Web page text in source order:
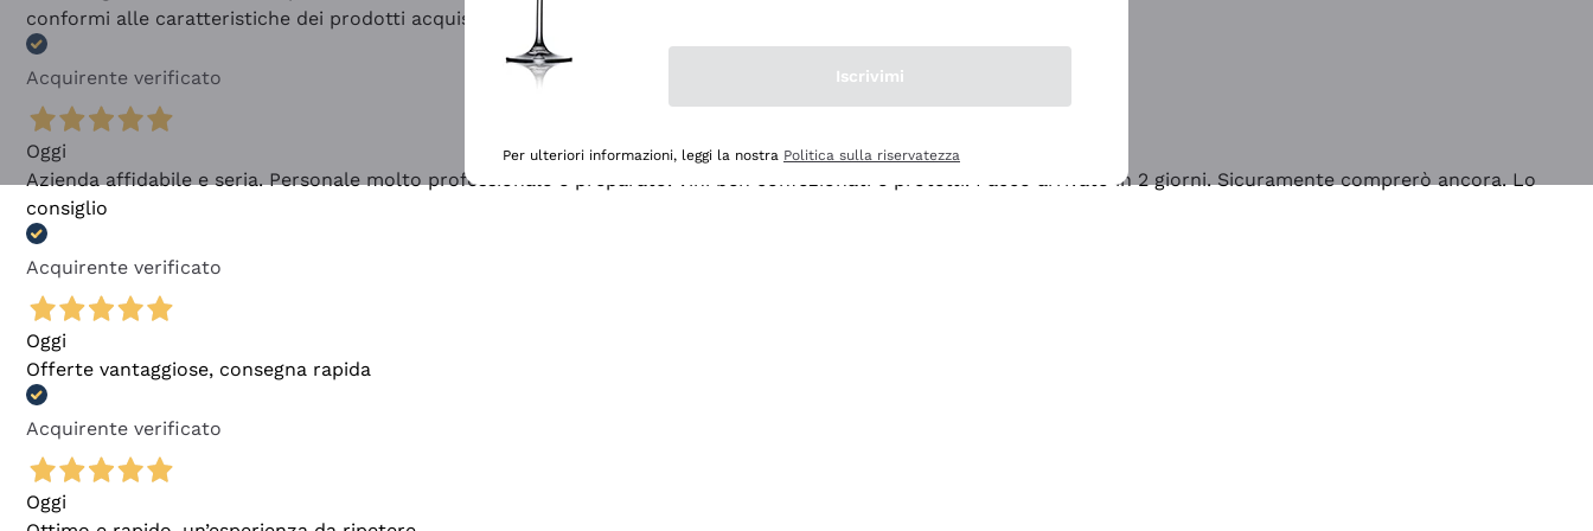
conformi alle caratteristiche dei prodotti acquistati
Acquirente verificato
Oggi
Azienda affidabile e seria. Personale molto professionale e preparato. Vini ben confezionati e protetti. Pacco arrivato in 2 giorni. Sicuramente comprerò ancora. Lo
consiglio
Acquirente verificato
Oggi
Offerte vantaggiose, consegna rapida
Acquirente verificato
Oggi
Iscrivimi
Per ulteriori informazioni, leggi la nostra Politica sulla riservatezza